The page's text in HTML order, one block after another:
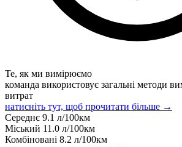
Те, як ми вимірюємо
команда використовує загальні методи
витрат
натисніть тут, щоб прочитати більше →
Середнє 9.1 л/100км
Міський 11.0 л/100км
Комбіновані 8.2 л/100км